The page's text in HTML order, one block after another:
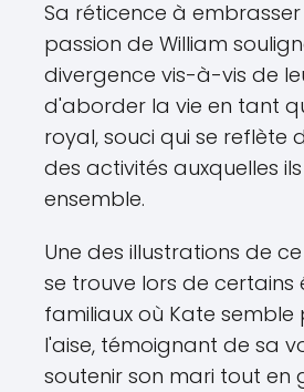
Sa réticence à
passion de William
divergence vis-à-vis de
d'aborder la vie en tant
royal, souci qui se reflète
des activités auxquelles
ensemble.
Une des illustrations de
se trouve lors de certains
familiaux où Kate
l'aise, témoignant de sa
soutenir son mari tout en